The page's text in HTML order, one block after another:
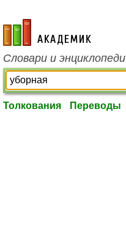
academic.ru
Словари и
Толкования Переводы